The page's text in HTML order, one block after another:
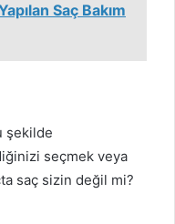
Saç Bakım
şekilde
seçmek veya
saç sizin değil mi?